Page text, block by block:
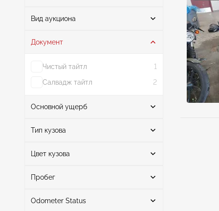
От
Вид аукциона
Аукцион 4
Документ
Чистый тайтл
1
Салвадж тайтл
2
Основной ущерб
Левая сторона
Задняя часть
1
Тип кузова
Все
4
Цвет кузова
Пробег
Odometer Status